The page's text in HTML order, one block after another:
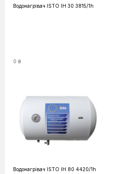
Водонагрівач ISTO IH 30 3815/1h
0 ₴
Водонагрівач ISTO IH 80 4420/1h